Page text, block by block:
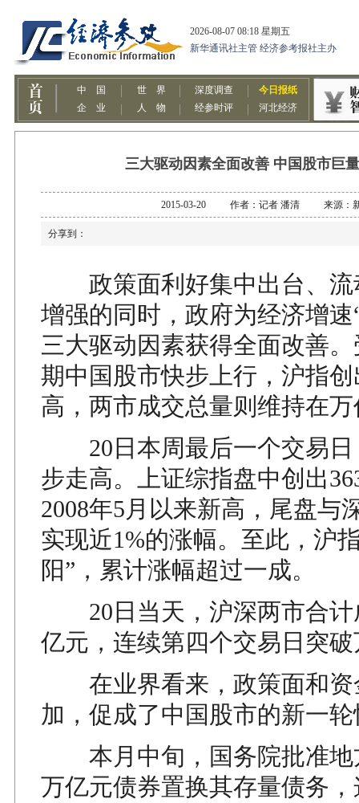
三大驱动因素全面改善 中国股市巨
2015-03-20 作者：记者 潘清 来源：
分享到：
政策面利好集中出台、流
增强的同时，政府为经济增速
三大驱动因素获得全面改善
期中国股市快步上行，沪指
高，两市成交总量则维持在
20日本周最后一个交易日
步走高。上证综指盘中创出
2008年5月以来新高，尾盘与
实现近1%的涨幅。至此，沪
阳”，累计涨幅超过一成。
20日当天，沪深两市合计
亿元，连续第四个交易日突
在业界看来，政策面和资
加，促成了中国股市的新一
本月中旬，国务院批准地
万亿元债券置换其存量债务